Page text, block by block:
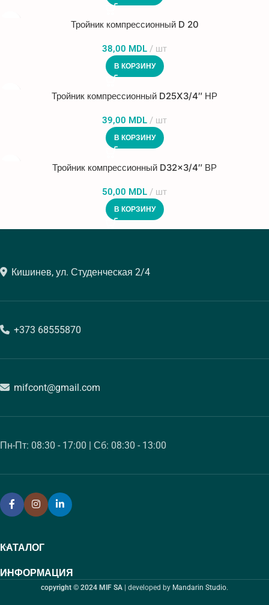
Тройник компрессионный D 20
38,00 MDL шт
В КОРЗИНУ
Тройник компрессионный D25X3/4″ НР
39,00 MDL шт
В КОРЗИНУ
Тройник компрессионный D32x3/4″ ВР
50,00 MDL шт
В КОРЗИНУ
Кишинев, ул. Студенческая 2/4
+373 68555870
mifcont@gmail.com
Пн-Пт: 08:30 - 17:00 | Сб: 08:30 - 13:00
КАТАЛОГ
ИНФОРМАЦИЯ
copyright © 2024 MIF SA | developed by Mandarin Studio.